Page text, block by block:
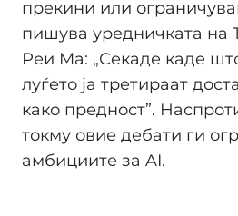
прекини или
пишува уредничката на
Реи Ма: „Секаде каде
луѓето ја третираат
како предност”.
токму овие дебати ги
амбициите за AI.